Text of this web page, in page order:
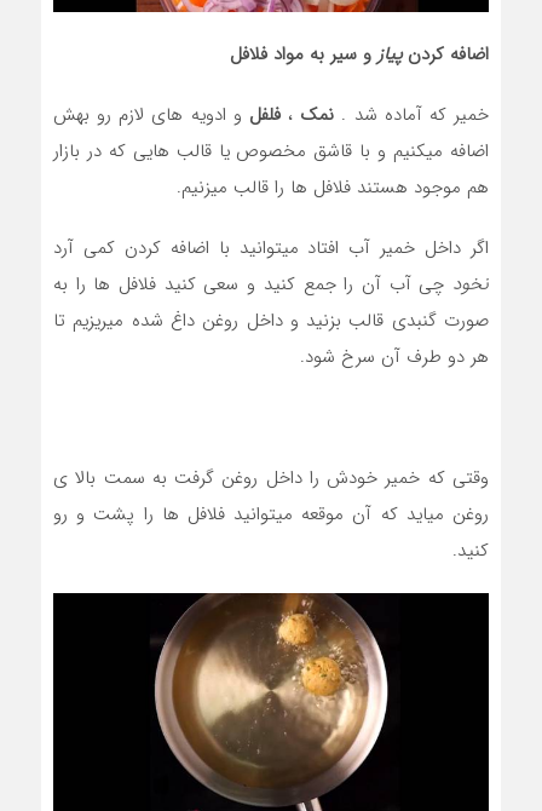
اضافه کردنپیازو سیر به مواد فلافل
خمیر که آماده شد . نمک ،فلفل و ادویه های لازم رو بهش
اضافه میکنیم و با قاشق مخصوص یا قالب هایی که در بازار
هم موجود هستند فلافل ها را قالب میزنیم.
اگر داخل خمیر آب افتاد میتوانید با اضافه کردن کمی آرد
نخود چی آب آن را جمع کنید و سعی کنید فلافل ها را به
صورت گنبدی قالب بزنید و داخل روغن داغ شده میریزیم تا
هر دو طرف آن سرخ شود.
وقتی که خمیر خودش را داخل روغن گرفت به سمت بالا ی
روغن میاید که آن موقعه میتوانید فلافل ها را پشت و رو
کنید.